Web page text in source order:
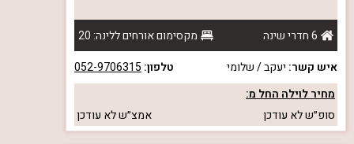
6 חדרי שינה
מקסימום אורחים ללינה: 20
איש קשר: יעקב / שלומי טלפון: 052-9706315
מחיר לוילה החל מ:
סופ״שלא עודכן אמצ״שלא עודכן